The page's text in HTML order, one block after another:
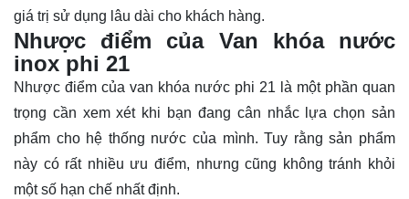
giá trị sử dụng lâu dài cho khách hàng.
Nhược điểm của Van khóa nước
inox phi 21
Nhược điểm của van khóa nước phi 21 là một phần quan
trọng cần xem xét khi bạn đang cân nhắc lựa chọn sản
phẩm cho hệ thống nước của mình. Tuy rằng sản phẩm
này có rất nhiều ưu điểm, nhưng cũng không tránh khỏi
một số hạn chế nhất định.